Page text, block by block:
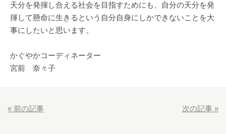
天分を発揮し合える社会を目指すためにも、自分の天分を発
揮して懸命に生きるという自分自身にしかできないことを大
事にしたいと思います。
かぐやかコーディネーター
宮前 奈々子
« 前の記事 次の記事 »